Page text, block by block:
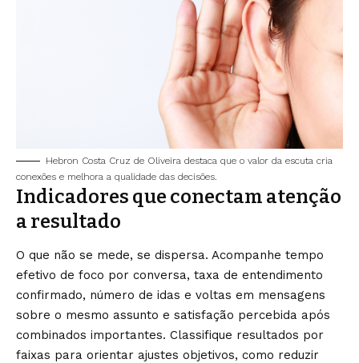
Hebron Costa Cruz de Oliveira destaca que o valor da escuta cria
conexões e melhora a qualidade das decisões.
Indicadores que conectam atenção
a resultado
O que não se mede, se dispersa. Acompanhe tempo
efetivo de foco por conversa, taxa de entendimento
confirmado, número de idas e voltas em mensagens
sobre o mesmo assunto e satisfação percebida após
combinados importantes. Classifique resultados por
faixas para orientar ajustes objetivos, como reduzir